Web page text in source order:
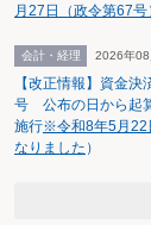
月27日（政令第67
会計・経理 2026年08
【改正情報】資金
号 公布の日から起
施行※令和8年5月22
なりました ）